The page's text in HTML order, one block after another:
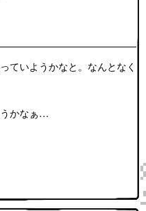
ていようかなと。なんとなく
かなぁ…